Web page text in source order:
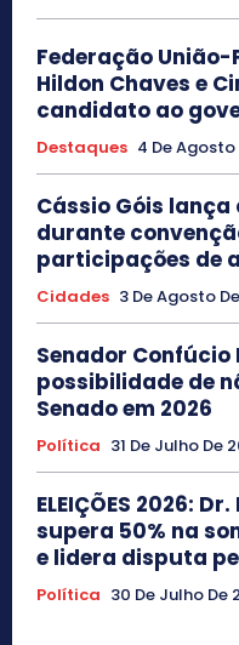
Federação
Hildon Chaves e
candidato ao
Destaques 4 De Agosto
Cássio Góis
durante
participações de
Cidades 3 De Agosto
Senador
possibilidade de
Senado em 2026
Política 31 De Julho De
ELEIÇÕES 2026:
supera 50% na
e lidera disputa
Política 30 De Julho De